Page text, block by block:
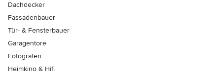
Dachdecker
Fassadenbauer
Tür- & Fensterbauer
Garagentore
Fotografen
Heimkino & Hifi